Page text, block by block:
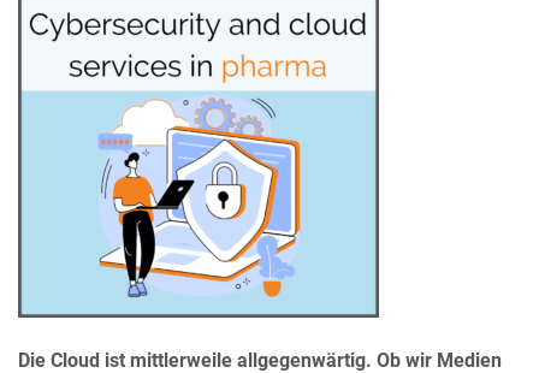
Die Cloud ist mittlerweile allgegenwärtig. Ob wir Medien